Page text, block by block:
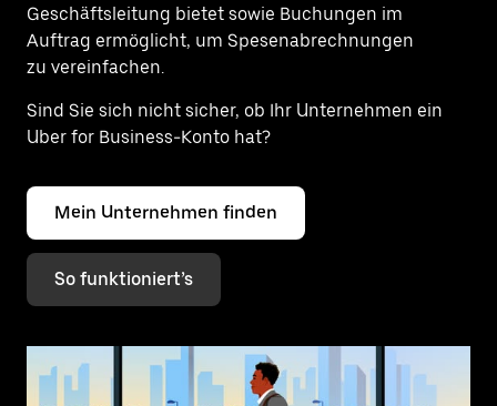
Geschäftsleitung bietet sowie Buchungen im
Auftrag ermöglicht, um Spesenabrechnungen
zu vereinfachen.
Sind Sie sich nicht sicher, ob Ihr Unternehmen ein
Uber for Business-Konto hat?
Mein Unternehmen finden
So funktioniert’s